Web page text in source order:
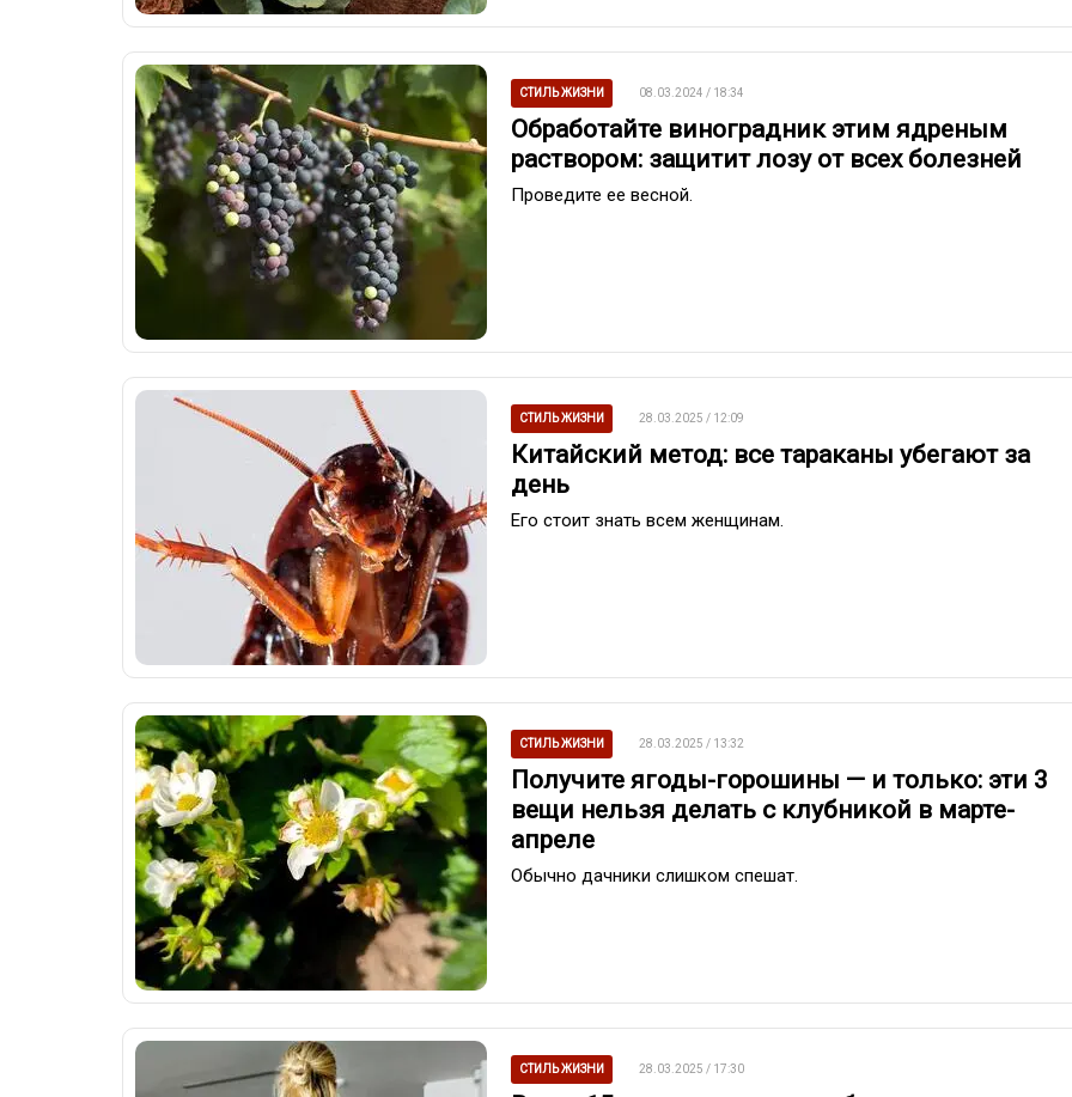
СТИЛЬ ЖИЗНИ 08.03.2024 / 18:34
Обработайте виноградник этим ядреным
раствором: защитит лозу от всех болезней
Проведите ее весной.
СТИЛЬ ЖИЗНИ 28.03.2025 / 12:09
Китайский метод: все тараканы убегают за
день
Его стоит знать всем женщинам.
СТИЛЬ ЖИЗНИ 28.03.2025 / 13:32
Получите ягоды-горошины — и только: эти 3
вещи нельзя делать с клубникой в марте-
апреле
Обычно дачники слишком спешат.
СТИЛЬ ЖИЗНИ 28.03.2025 / 17:30